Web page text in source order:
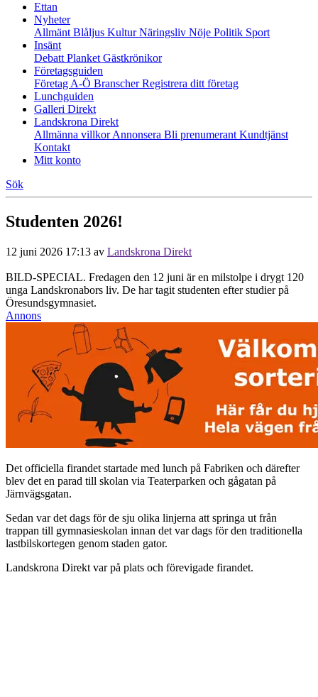
Ettan
Nyheter
Allmänt Blåljus KulturNäringsliv Nöje Politik Sport
Insänt
Debatt Planket Gästkrönikor
Företagsguiden
Företag A-Ö BranscherRegistrera ditt företag
Lunchguiden
Galleri Direkt
Landskrona Direkt
Allmänna villkorAnnonsera Bli prenumerant Kundtjänst
Kontakt
Mitt konto
Sök
Studenten 2026!
12 juni 2026 17:13 av Landskrona Direkt
BILD-SPECIAL. Fredagen den 12 juni är en milstolpe i drygt 120
unga Landskronabors liv. De har tagit studenten efter studier på
Öresundsgymnasiet.
Annons
Det officiella firandet startade med lunch på Fabriken och därefter
blev det en parad till skolan via Teaterparken och gågatan på
Järnvägsgatan.
Sedan var det dags för de sju olika linjerna att springa ut från
trappan till gymnasieskolan innan det var dags för den traditionella
lastbilskortegen genom staden gator.
Landskrona Direkt var på plats och förevigade firandet.